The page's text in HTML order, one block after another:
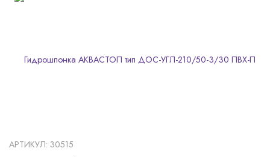
АРТИКУЛ: 30515